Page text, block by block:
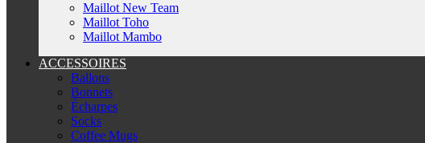
Maillot New Team
Maillot Toho
Maillot Mambo
ACCESSOIRES
Ballons
Bonnets
Écharpes
Socks
Coffee Mugs